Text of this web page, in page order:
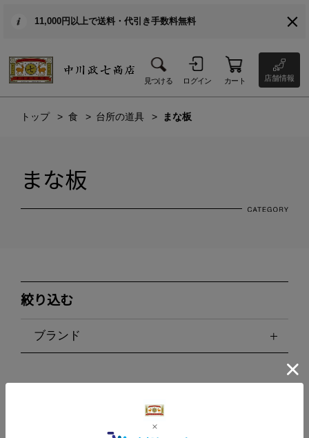
11,000円以上で送料・代引き手数料無料
見つける ログイン カート 店舗情報
トップ 食 台所の道具 まな板
まな板
絞り込む
ブランド